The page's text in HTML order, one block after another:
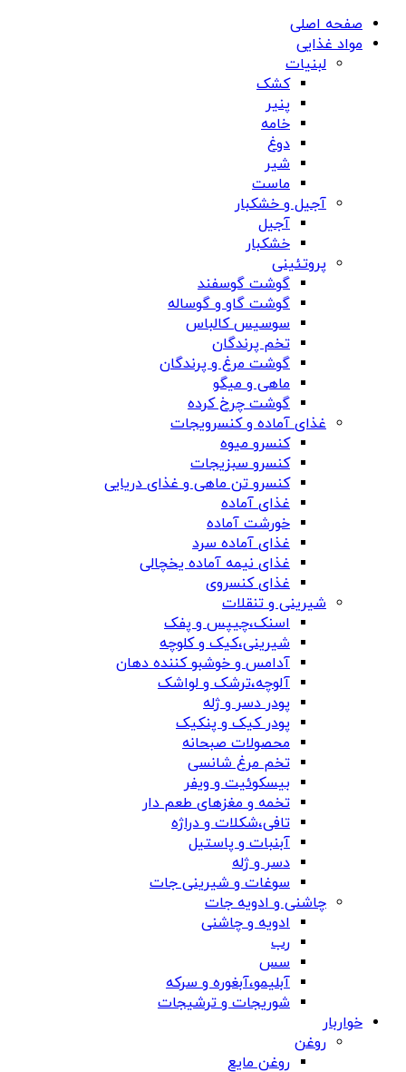
صفحه اصلی
مواد غذایی
لبنیات
کشک
پنیر
خامه
دوغ
شیر
ماست
آجیل و خشکبار
آجیل
خشکبار
پروتئینی
گوشت گوسفند
گوشت گاو و گوساله
سوسیس کالباس
تخم پرندگان
گوشت مرغ و پرندگان
ماهی و میگو
گوشت چرخ کرده
غذای آماده و کنسرویجات
کنسرو میوه
کنسرو سبزیجات
کنسرو تن ماهی و غذای دریایی
غذای آماده
خورشت آماده
غذای آماده سرد
غذای نیمه آماده یخچالی
غذای کنسروی
شیرینی و تنقلات
اسنک،چیپس و پفک
شیرینی،کیک و کلوچه
آدامس و خوشبو کننده دهان
آلوچه،ترشک و لواشک
پودر دسر و ژله
پودر کیک و پنکیک
محصولات صبحانه
تخم مرغ شانسی
بیسکوئیت و ویفر
تخمه و مغزهای طعم دار
تافی،شکلات و دراژه
آبنبات و پاستیل
دسر و ژله
سوغات و شیرینی جات
چاشنی و ادویه جات
ادویه و چاشنی
رب
سس
آبلیمو،آبغوره و سرکه
شوریجات و ترشیجات
خواربار
روغن
روغن مایع